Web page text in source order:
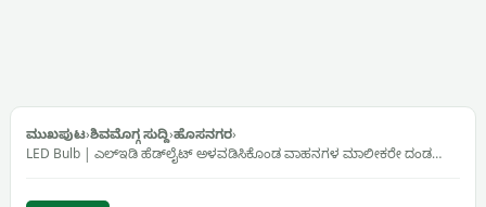
ಮುಖಪುಟ›ಶಿವಮೊಗ್ಗ ಸುದ್ದಿ›ಹೊಸನಗರ›
LED Bulb | ಎಲ್‌ಇಡಿ ಹೆಡ್‌ಲೈಟ್ ಅಳವಡಿಸಿಕೊಂಡ ವಾಹನಗಳ ಮಾಲೀಕರೇ ದಂಡ…